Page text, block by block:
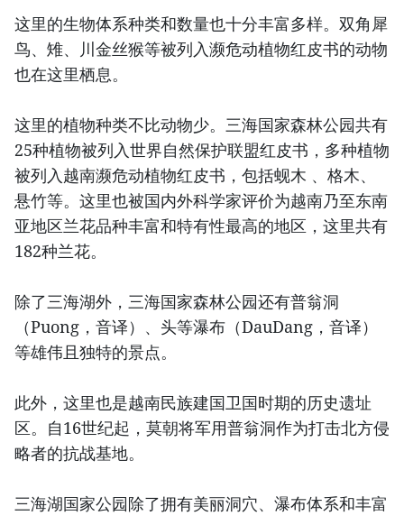
这里的生物体系种类和数量也十分丰富多样。双角犀
鸟、雉、川金丝猴等被列入濒危动植物红皮书的动物
也在这里栖息。
这里的植物种类不比动物少。三海国家森林公园共有
25种植物被列入世界自然保护联盟红皮书，多种植物
被列入越南濒危动植物红皮书，包括蚬木 、格木、
悬竹等。这里也被国内外科学家评价为越南乃至东南
亚地区兰花品种丰富和特有性最高的地区，这里共有
182种兰花。
除了三海湖外，三海国家森林公园还有普翁洞
（Puong，音译）、头等瀑布（DauDang，音译）
等雄伟且独特的景点。
此外，这里也是越南民族建国卫国时期的历史遗址
区。自16世纪起，莫朝将军用普翁洞作为打击北方侵
略者的抗战基地。
三海湖国家公园除了拥有美丽洞穴、瀑布体系和丰富